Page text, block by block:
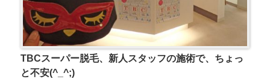
TBCスーパー脱毛、新人スタッフの施術で、ちょっ
と不安(^_^;)